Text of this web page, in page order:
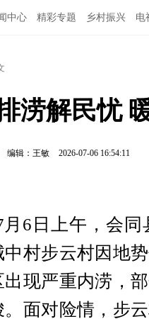
中心 精彩专题 乡村振兴 电
涝解民忧
编辑：王敏 2026-07-06 16:54:11
月6日上午，会
中村步云村因地
出现严重内涝，
。面对险情，步